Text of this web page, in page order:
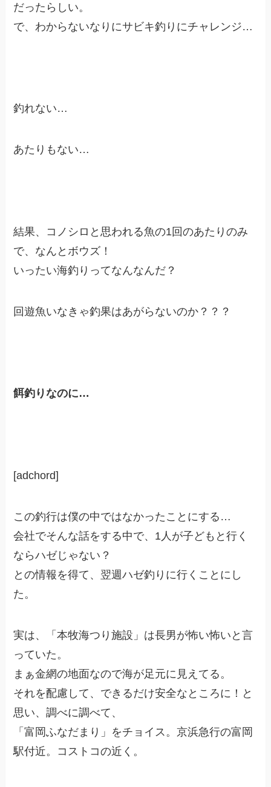
だったらしい。
で、わからないなりにサビキ釣りにチャレンジ…
釣れない…
あたりもない…
結果、コノシロと思われる魚の1回のあたりのみ
で、なんとボウズ！
いったい海釣りってなんなんだ？
回遊魚いなきゃ釣果はあがらないのか？？？
餌釣りなのに…
[adchord]
この釣行は僕の中ではなかったことにする…
会社でそんな話をする中で、1人が子どもと行く
ならハゼじゃない？
との情報を得て、翌週ハゼ釣りに行くことにし
た。
実は、「本牧海つり施設」は長男が怖い怖いと言
っていた。
まぁ金網の地面なので海が足元に見えてる。
それを配慮して、できるだけ安全なところに！と
思い、調べに調べて、
「富岡ふなだまり」をチョイス。京浜急行の富岡
駅付近。コストコの近く。